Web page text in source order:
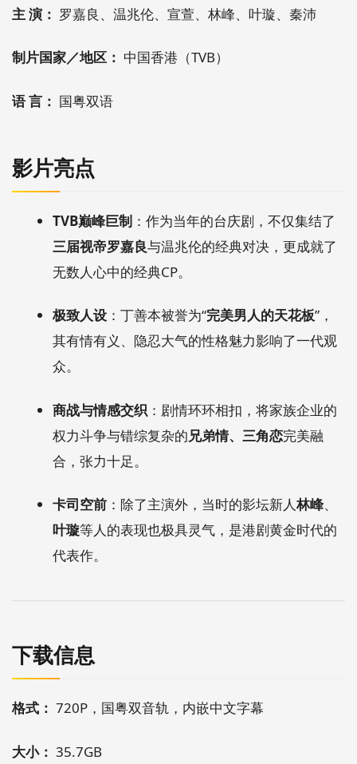
主 演： 罗嘉良、温兆伦、宣萱、林峰、叶璇、秦沛
制片国家／地区： 中国香港（TVB）
语 言： 国粤双语
影片亮点
TVB巅峰巨制 ：作为当年的台庆剧，不仅集结了
三届视帝罗嘉良与温兆伦的经典对决，更成就了
无数人心中的经典CP。
极致人设 ：丁善本被誉为“完美男人的天花板”，
其有情有义、隐忍大气的性格魅力影响了一代观
众。
商战与情感交织 ：剧情环环相扣，将家族企业的
权力斗争与错综复杂的兄弟情、三角恋完美融
合，张力十足。
卡司空前 ：除了主演外，当时的影坛新人林峰、
叶璇等人的表现也极具灵气，是港剧黄金时代的
代表作。
下载信息
格式： 720P，国粤双音轨，内嵌中文字幕
大小： 35.7GB